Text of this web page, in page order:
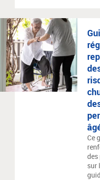
Ce
des
sur